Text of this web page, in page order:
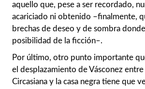
aquello que, pese a ser recordado,
acariciado ni obtenido –finalmente,
brechas de deseo y de sombra
posibilidad de la ficción–.
Por último, otro punto importante
el desplazamiento de Vásconez entre
Circasiana y la casa negra tiene que